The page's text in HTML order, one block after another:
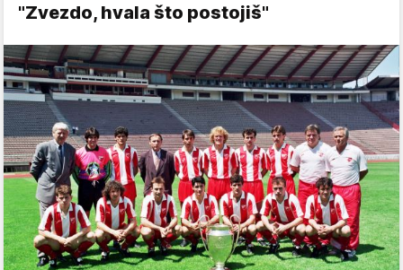
"Zvezdo, hvala što postojiš"